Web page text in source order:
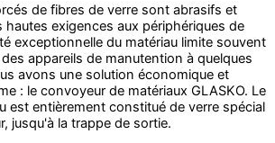
de fibres de verre sont abrasifs et
hautes exigences aux périphériques de
exceptionnelle du matériau limite souvent
appareils de manutention à quelques
avons une solution économique et
: le convoyeur de matériaux GLASKO. Le
est entièrement constitué de verre spécial
jusqu'à la trappe de sortie.